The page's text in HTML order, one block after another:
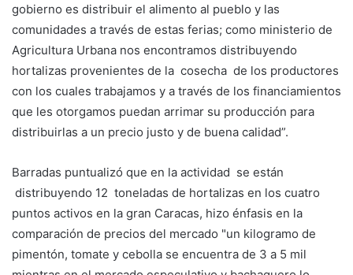
gobierno es distribuir el alimento al pueblo y las
comunidades a través de estas ferias; como ministerio de
Agricultura Urbana nos encontramos distribuyendo
hortalizas provenientes de la cosecha de los productores
con los cuales trabajamos y a través de los financiamientos
que les otorgamos puedan arrimar su producción para
distribuirlas a un precio justo y de buena calidad”.
Barradas puntualizó que en la actividad se están
distribuyendo 12 toneladas de hortalizas en los cuatro
puntos activos en la gran Caracas, hizo énfasis en la
comparación de precios del mercado "un kilogramo de
pimentón, tomate y cebolla se encuentra de 3 a 5 mil